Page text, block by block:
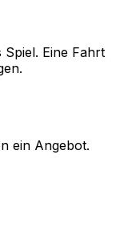
Eine Fahrt
ein Angebot.